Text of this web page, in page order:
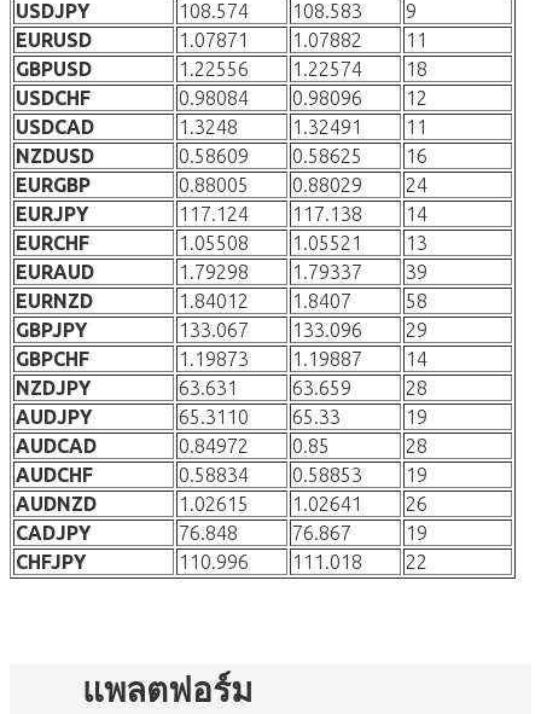
USDJPY
108.574 108.583
9
EURUSD
1.07871 1.07882
11
GBPUSD
1.22556 1.22574
18
USDCHF
0.98084 0.98096
12
USDCAD
1.3248 1.32491
11
NZDUSD
0.58609 0.58625
16
EURGBP
0.88005 0.88029
24
EURJPY
117.124 117.138
14
EURCHF
1.05508 1.05521
13
EURAUD
1.79298 1.79337
39
EURNZD
1.84012 1.8407
58
GBPJPY
133.067 133.096
29
GBPCHF
1.19873 1.19887
14
NZDJPY
63.631 63.659
28
AUDJPY
65.3110 65.33
19
AUDCAD
0.84972 0.85
28
AUDCHF
0.58834 0.58853
19
AUDNZD
1.02615 1.02641
26
CADJPY
76.848 76.867
19
CHFJPY
110.996 111.018 22
แพลตฟอร์ม